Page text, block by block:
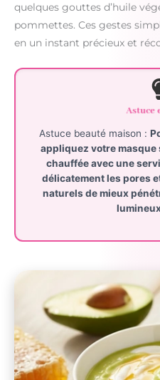
quelques gouttes d’huile
pommettes. Ces gestes
en un instant précieux et
Astuce
Astuce beauté maison :
appliquez votre masque
chauffée avec une
délicatement les pores
naturels de mieux